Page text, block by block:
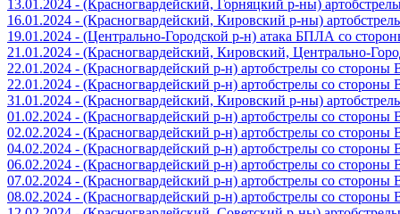
13.01.2024 - (Красногвардейский, Горняцкий р-ны)
16.01.2024 - (Красногвардейский, Кировский р-ны)
19.01.2024 - (Центрально-Городской р-н) атака БПЛА со
21.01.2024 - (Красногвардейский, Кировский, Центрально-
22.01.2024 - (Красногвардейский р-н) артобстрелы со
22.01.2024 - (Красногвардейский р-н) артобстрелы со
31.01.2024 - (Красногвардейский, Кировский р-ны)
01.02.2024 - (Красногвардейский р-н) артобстрелы со
02.02.2024 - (Красногвардейский р-н) артобстрелы со
04.02.2024 - (Красногвардейский р-н) артобстрелы со
06.02.2024 - (Красногвардейский р-н) артобстрелы со
07.02.2024 - (Красногвардейский р-н) артобстрелы со
08.02.2024 - (Красногвардейский р-н) артобстрелы со